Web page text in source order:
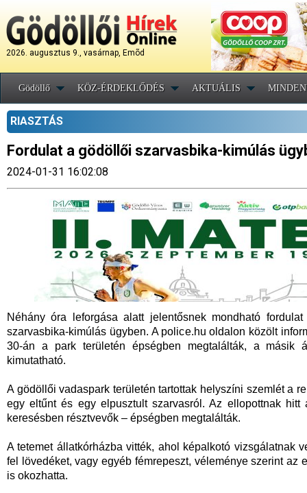
2026. augusztus 9., vasárnap, Emõd
Gödöllő KÖZ-ÉRDEKLŐDÉS AKTUÁLIS
RIASZTÁS
Fordulat a gödöllői szarvasbika-kimúlás
2024-01-31 16:02:08
Néhány óra leforgása alatt jelentősnek mondható
szarvasbika-kimúlás ügyben. A police.hu oldalon közölt
30-án a park területén épségben megtalálták, a másik
kimutatható.
A gödöllői vadaspark területén tartottak helyszíni szemlét a
egy eltűnt és egy elpusztult szarvasról. Az ellopottnak
keresésben résztvevők – épségben megtalálták.
A tetemet állatkórházba vitték, ahol képalkotó vizsgálatnak
fel lövedéket, vagy egyéb fémrepeszt, véleménye szerint az
is okozhatta.